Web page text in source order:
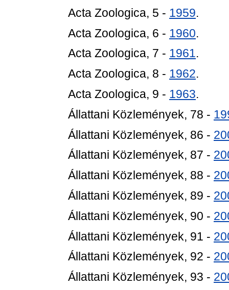
Acta Zoologica, 5 - 1959.
Acta Zoologica, 6 - 1960.
Acta Zoologica, 7 - 1961.
Acta Zoologica, 8 - 1962.
Acta Zoologica, 9 - 1963.
Állattani Közlemények, 78 -
Állattani Közlemények, 86 -
Állattani Közlemények, 87 -
Állattani Közlemények, 88 -
Állattani Közlemények, 89 -
Állattani Közlemények, 90 -
Állattani Közlemények, 91 -
Állattani Közlemények, 92 -
Állattani Közlemények, 93 -